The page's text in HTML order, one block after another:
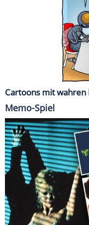
Cartoons mit wahren
Memo-Spiel